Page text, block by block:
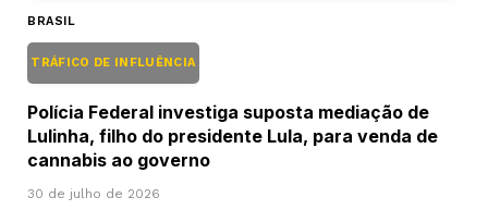
BRASIL
TRÁFICO DE INFLUÊNCIA
Polícia Federal investiga suposta mediação de
Lulinha, filho do presidente Lula, para venda de
cannabis ao governo
30 de julho de 2026